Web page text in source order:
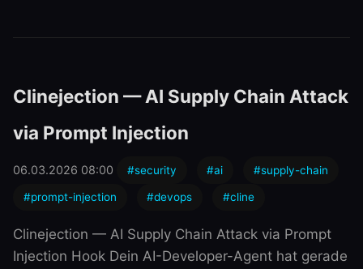
Clinejection — AI Supply Chain Attack
via Prompt Injection
06.03.2026 08:00 #security #ai #supply-chain
#prompt-injection #devops #cline
Clinejection — AI Supply Chain Attack via Prompt
Injection Hook Dein AI-Developer-Agent hat gerade